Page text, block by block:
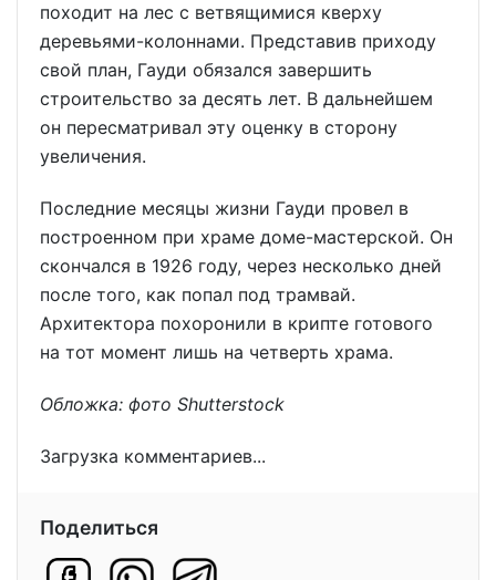
походит на лес с ветвящимися кверху
деревьями-колоннами. Представив приходу
свой план, Гауди обязался завершить
строительство за десять лет. В дальнейшем
он пересматривал эту оценку в сторону
увеличения.
Последние месяцы жизни Гауди провел в
построенном при храме доме-мастерской. Он
скончался в 1926 году, через несколько дней
после того, как попал под трамвай.
Архитектора похоронили в крипте готового
на тот момент лишь на четверть храма.
Обложка: фото Shutterstock
Загрузка комментариев...
Поделиться